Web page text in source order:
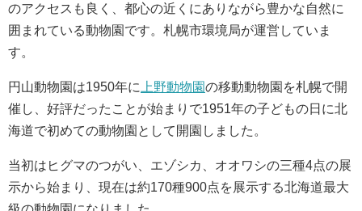
のアクセスも良く、都心の近くにありながら豊かな自然に
囲まれている動物園です。札幌市環境局が運営していま
す。
円山動物園は1950年に 上野動物園の移動動物園を札幌で開
催し、好評だったことが始まりで1951年の子どもの日に北
海道で初めての動物園として開園しました。
当初はヒグマのつがい、エゾシカ、オオワシの三種4点の展
示から始まり、現在は約170種900点を展示する北海道最大